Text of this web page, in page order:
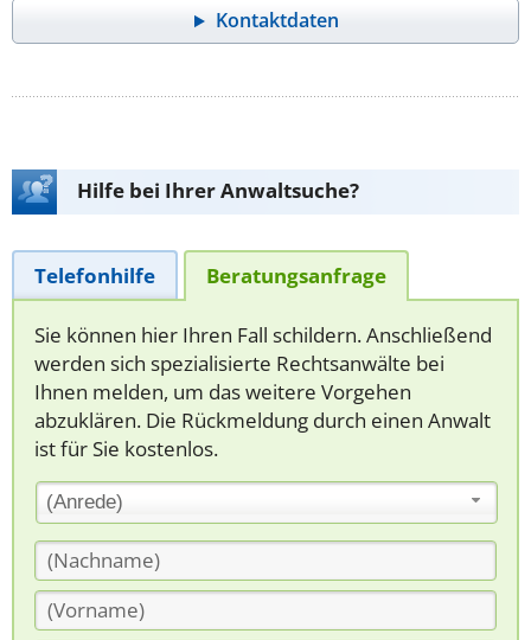
Kontaktdaten
Hilfe bei Ihrer Anwaltsuche?
Telefonhilfe Beratungsanfrage
Sie können hier Ihren Fall schildern. Anschließend
werden sich spezialisierte Rechtsanwälte bei
Ihnen melden, um das weitere Vorgehen
abzuklären. Die Rückmeldung durch einen Anwalt
ist für Sie kostenlos.
(Anrede)